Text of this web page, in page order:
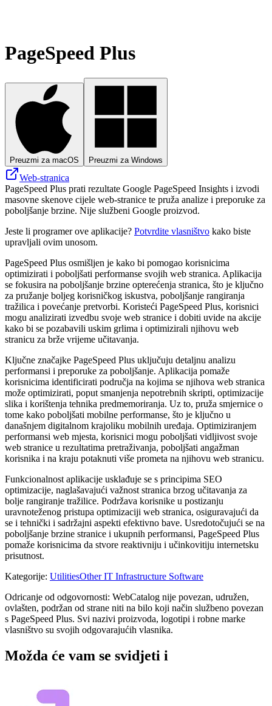
PageSpeed Plus
Preuzmi za macOS Preuzmi za Windows
Web-stranica
PageSpeed Plus prati rezultate Google PageSpeed Insights i izvodi
masovne skenove cijele web-stranice te pruža analize i preporuke za
poboljšanje brzine. Nije službeni Google proizvod.
Jeste li programer ove aplikacije? Potvrdite vlasništvo kako biste
upravljali ovim unosom.
PageSpeed ​​Plus osmišljen je kako bi pomogao korisnicima
optimizirati i poboljšati performanse svojih web stranica. Aplikacija
se fokusira na poboljšanje brzine opterećenja stranica, što je ključno
za pružanje boljeg korisničkog iskustva, poboljšanje rangiranja
tražilica i povećanje pretvorbi. Koristeći PageSpeed ​​Plus, korisnici
mogu analizirati izvedbu svoje web stranice i dobiti uvide na akcije
kako bi se pozabavili uskim grlima i optimizirali njihovu web
stranicu za brže vrijeme učitavanja.
Ključne značajke PageSpeed ​​Plus uključuju detaljnu analizu
performansi i preporuke za poboljšanje. Aplikacija pomaže
korisnicima identificirati područja na kojima se njihova web stranica
može optimizirati, poput smanjenja nepotrebnih skripti, optimizacije
slika i korištenja tehnika predmemoriranja. Uz to, pruža smjernice o
tome kako poboljšati mobilne performanse, što je ključno u
današnjem digitalnom krajoliku mobilnih uređaja. Optimiziranjem
performansi web mjesta, korisnici mogu poboljšati vidljivost svoje
web stranice u rezultatima pretraživanja, poboljšati angažman
korisnika i na kraju potaknuti više prometa na njihovu web stranicu.
Funkcionalnost aplikacije usklađuje se s principima SEO
optimizacije, naglašavajući važnost stranica brzog učitavanja za
bolje rangiranje tražilice. Podržava korisnike u postizanju
uravnoteženog pristupa optimizaciji web stranica, osiguravajući da
se i tehnički i sadržajni aspekti efektivno bave. Usredotočujući se na
poboljšanje brzine stranice i ukupnih performansi, PageSpeed ​​Plus
pomaže korisnicima da stvore reaktivniju i učinkovitiju internetsku
prisutnost.
Kategorije: UtilitiesOther IT Infrastructure Software
Odricanje od odgovornosti: WebCatalog nije povezan, udružen,
ovlašten, podržan od strane niti na bilo koji način službeno povezan
s PageSpeed Plus. Svi nazivi proizvoda, logotipi i robne marke
vlasništvo su svojih odgovarajućih vlasnika.
Možda će vam se svidjeti i